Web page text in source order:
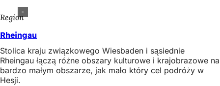
:
Region
Rheingau
Stolica kraju związkowego Wiesbaden i sąsiednie
Rheingau łączą różne obszary kulturowe i krajobrazowe na
bardzo małym obszarze, jak mało który cel podróży w
Hesji.